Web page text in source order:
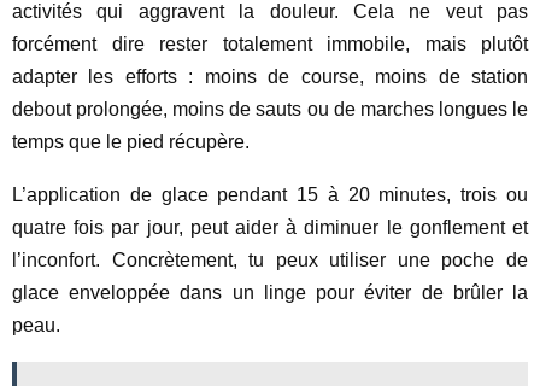
activités qui aggravent la douleur. Cela ne veut pas
forcément dire rester totalement immobile, mais plutôt
adapter les efforts : moins de course, moins de station
debout prolongée, moins de sauts ou de marches longues le
temps que le pied récupère.
L’application de glace pendant 15 à 20 minutes, trois ou
quatre fois par jour, peut aider à diminuer le gonflement et
l’inconfort. Concrètement, tu peux utiliser une poche de
glace enveloppée dans un linge pour éviter de brûler la
peau.